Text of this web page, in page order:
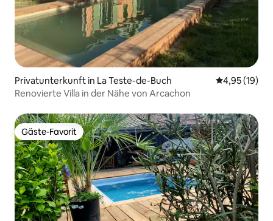
Privatunterkunft in La Teste-de-Buch
4,95 (19)
Renovierte Villa in der Nähe von Arcachon
Gäste-Favorit
Gäste-Favorit